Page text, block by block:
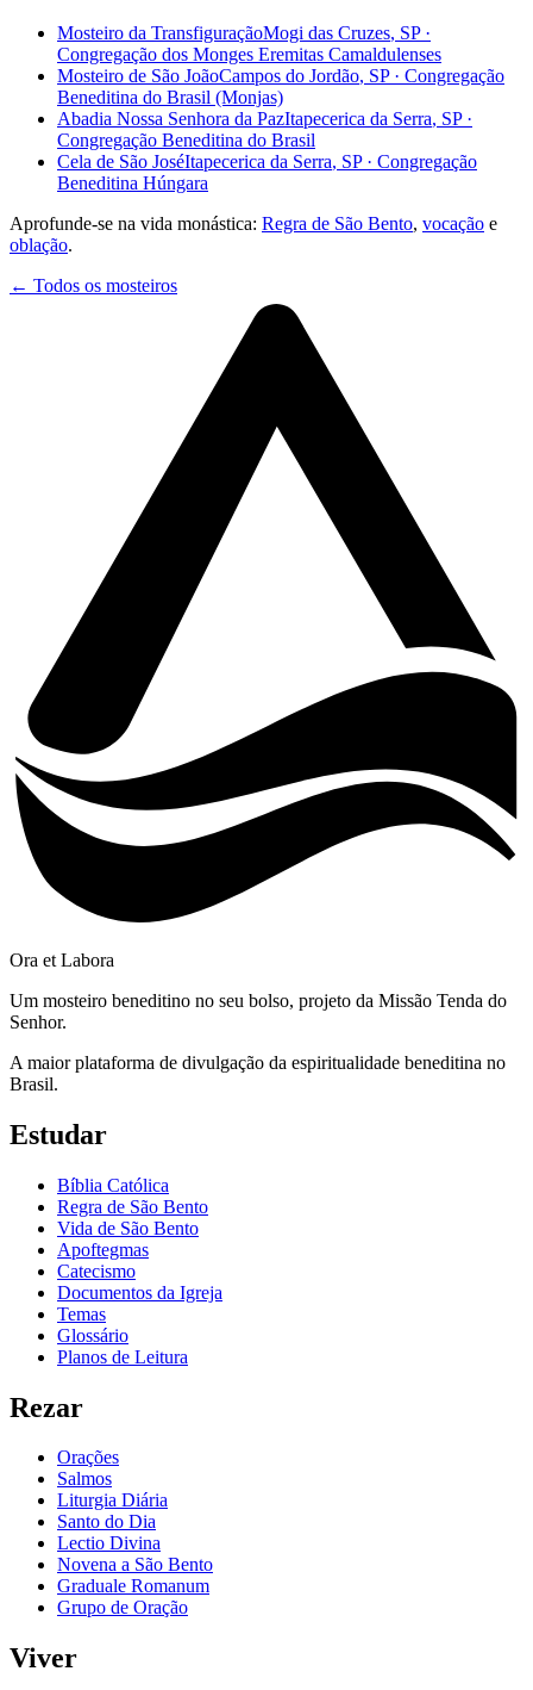
Mosteiro da TransfiguraçãoMogi das Cruzes, SP·
Congregação dos Monges Eremitas Camaldulenses
Mosteiro de São JoãoCampos do Jordão, SP· Congregação
Beneditina do Brasil (Monjas)
Abadia Nossa Senhora da PazItapecerica da Serra, SP·
Congregação Beneditina do Brasil
Cela de São JoséItapecerica da Serra, SP· Congregação
Beneditina Húngara
Aprofunde-se na vida monástica: Regra de São Bento, vocação e
oblação.
← Todos os mosteiros
Ora et Labora
Um mosteiro beneditino no seu bolso, projeto da Missão Tenda do
Senhor.
A maior plataforma de divulgação da espiritualidade beneditina no
Brasil.
Estudar
Bíblia Católica
Regra de São Bento
Vida de São Bento
Apoftegmas
Catecismo
Documentos da Igreja
Temas
Glossário
Planos de Leitura
Rezar
Orações
Salmos
Liturgia Diária
Santo do Dia
Lectio Divina
Novena a São Bento
Graduale Romanum
Grupo de Oração
Viver